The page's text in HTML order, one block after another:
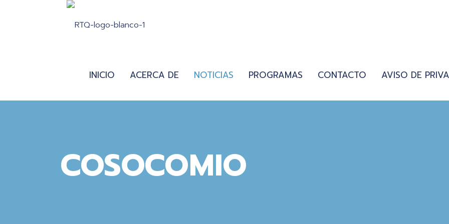
INICIO ACERCA DE NOTICIAS PROGRAMAS CONTACTO AVISO DE
COSOCOMIO